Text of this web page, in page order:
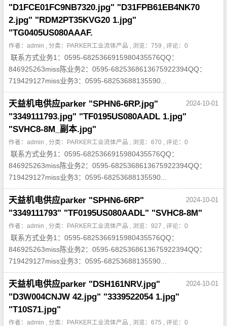
"D1FCE01FC9NB7320.jpg" "D31FPB61EB4NK70
2.jpg" "RDM2PT35KVG20 1.jpg"
"TG0405US080AAAF.
作者：admin , 分类： PARKER工业流体产品 , 浏览：759 , 评论：0
联系方式业务1：0595-6825366915980435576QQ：
846925263miss陈业务2：0595-6825368613675922394QQ：
719429127miss业务3：0595-68253688135590...
2024-10-01
天益机电供应parker "SPHN6-6RP.jpg"
"3349111793.jpg" "TF0195US080AADL 1.jpg"
"SVHC8-8M_副本.jpg"
作者：admin , 分类： PARKER工业流体产品 , 浏览：670 , 评论：0
联系方式业务1：0595-6825366915980435576QQ：
846925263miss陈业务2：0595-6825368613675922394QQ：
719429127miss业务3：0595-68253688135590...
2024-10-01
天益机电供应parker "SPHN6-6RP"
"3349111793" "TF0195US080AADL" "SVHC8-8M"
作者：admin , 分类： PARKER工业流体产品 , 浏览：927 , 评论：0
联系方式业务1：0595-6825366915980435576QQ：
846925263miss陈业务2：0595-6825368613675922394QQ：
719429127miss业务3：0595-68253688135590...
2024-10-01
天益机电供应parker "DSH161NRV.jpg"
"D3W004CNJW 42.jpg" "3339522054 1.jpg"
"T10S71.jpg"
作者：admin , 分类： PARKER工业流体产品 , 浏览：675 , 评论：0